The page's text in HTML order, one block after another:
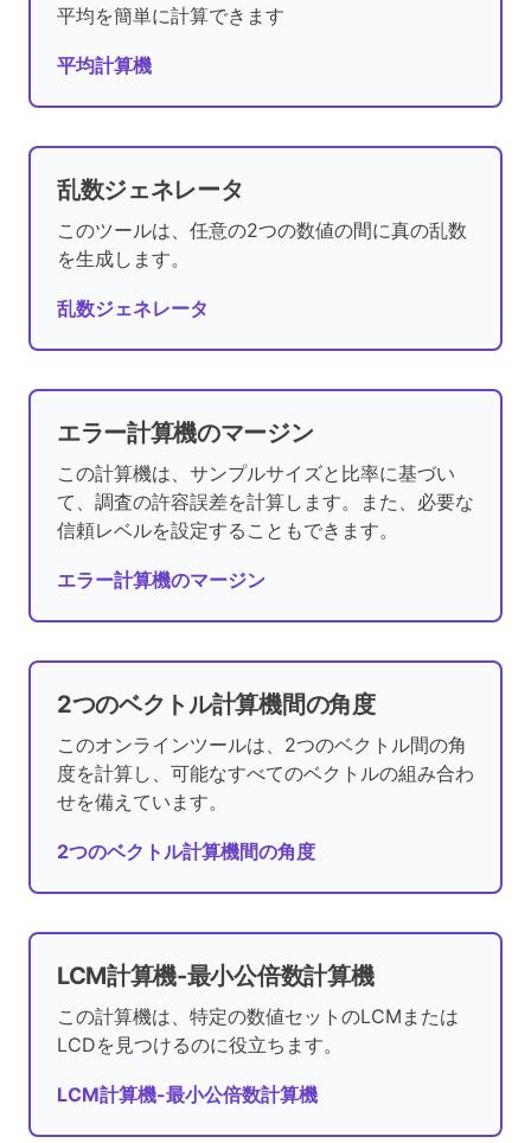
平均を簡単に計算できます
平均計算機
乱数ジェネレータ
このツールは、任意の2つの数値の間に真の乱数
を生成します。
乱数ジェネレータ
エラー計算機のマージン
この計算機は、サンプルサイズと比率に基づい
て、調査の許容誤差を計算します。また、必要な
信頼レベルを設定することもできます。
エラー計算機のマージン
2つのベクトル計算機間の角度
このオンラインツールは、2つのベクトル間の角
度を計算し、可能なすべてのベクトルの組み合わ
せを備えています。
2つのベクトル計算機間の角度
LCM計算機-最小公倍数計算機
この計算機は、特定の数値セットのLCMまたは
LCDを見つけるのに役立ちます。
LCM計算機-最小公倍数計算機